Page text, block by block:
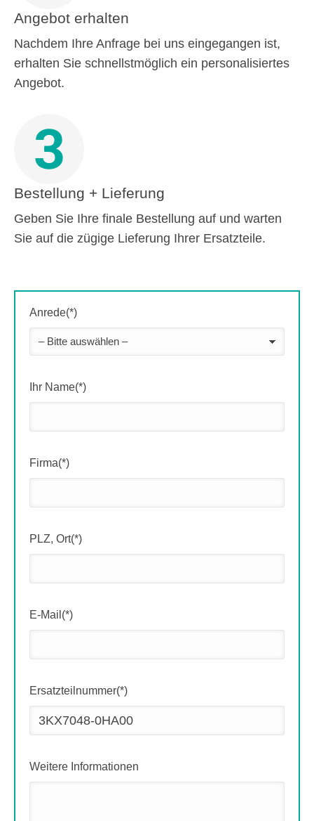
Angebot erhalten
Nachdem Ihre Anfrage bei uns eingegangen ist,
erhalten Sie schnellstmöglich ein personalisiertes
Angebot.
3
Bestellung + Lieferung
Geben Sie Ihre finale Bestellung auf und warten
Sie auf die zügige Lieferung Ihrer Ersatzteile.
Anrede(*)
Ihr Name(*)
Firma(*)
PLZ, Ort(*)
E-Mail(*)
Ersatzteilnummer(*)
Weitere Informationen